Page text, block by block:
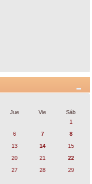
Jue Vie
Sáb
1
6 7
8
13 14
15
20 21
22
27 28
29